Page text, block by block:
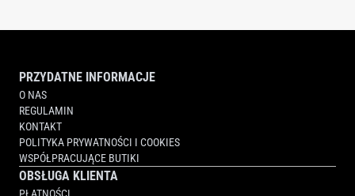
PRZYDATNE INFORMACJE
O NAS
REGULAMIN
KONTAKT
POLITYKA PRYWATNOŚCI I COOKIES
WSPÓŁPRACUJĄCE BUTIKI
OBSŁUGA KLIENTA